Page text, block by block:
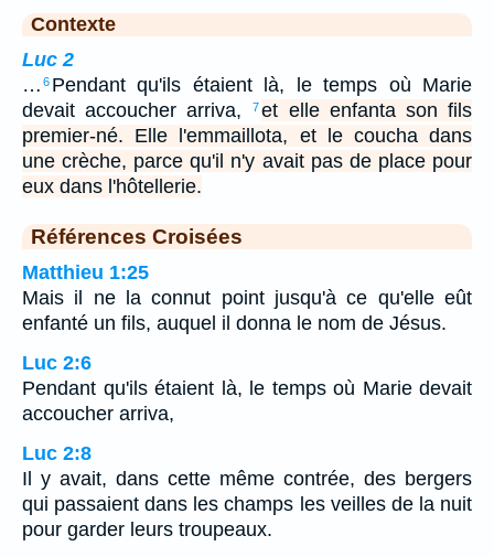
Contexte
Luc 2
… 6 Pendant qu'ils étaient là, le temps où Marie
devait accoucher arriva,
7 et elle enfanta son fils
premier-né. Elle l'emmaillota, et le coucha dans
une crèche, parce qu'il n'y avait pas de place pour
eux dans l'hôtellerie.
Références Croisées
Matthieu 1:25
Mais il ne la connut point jusqu'à ce qu'elle eût
enfanté un fils, auquel il donna le nom de Jésus.
Luc 2:6
Pendant qu'ils étaient là, le temps où Marie devait
accoucher arriva,
Luc 2:8
Il y avait, dans cette même contrée, des bergers
qui passaient dans les champs les veilles de la nuit
pour garder leurs troupeaux.